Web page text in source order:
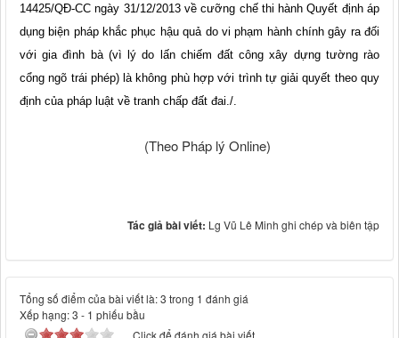
14425/QĐ-CC ngày 31/12/2013 về cưỡng chế thi hành Quyết định áp
dụng biện pháp khắc phục hậu quả do vi phạm hành chính gây ra đối
với gia đình bà (vì lý do lấn chiếm đất công xây dựng tường rào
cổng ngõ trái phép) là không phù hợp với trình tự giải quyết theo quy
định của pháp luật về tranh chấp đất đai./.
(Theo Pháp lý Online)
Tác giả bài viết: Lg Vũ Lê Minh ghi chép và biên tập
Tổng số điểm của bài viết là: 3 trong 1 đánh giá
Xếp hạng:3 - 1 phiếu bầu
Click để đánh giá bài viết